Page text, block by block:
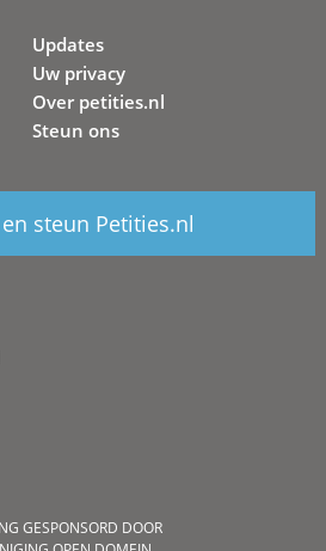
Updates
Uw privacy
Over petities.nl
Steun ons
steun Petities.nl
GESPONSORD DOOR